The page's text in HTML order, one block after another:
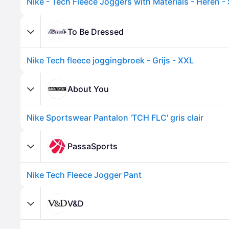
To Be Dressed
Nike Tech fleece joggingbroek - Grijs - XXL
About You
Nike Sportswear Pantalon 'TCH FLC' gris clair
PassaSports
Nike Tech Fleece Jogger Pant
V&D